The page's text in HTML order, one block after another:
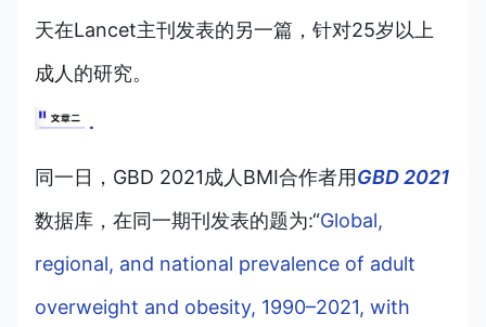
天在Lancet主刊发表的另一篇，针对25岁以上
成人的研究。
同一日，GBD 2021成人BMI合作者用GBD 2021
数据库，在同一期刊发表的题为:“Global,
regional, and national prevalence of adult
overweight and obesity, 1990–2021, with